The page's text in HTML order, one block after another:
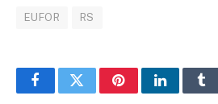
EUFOR RS
FacebookTwitterPinterestLinkedIn